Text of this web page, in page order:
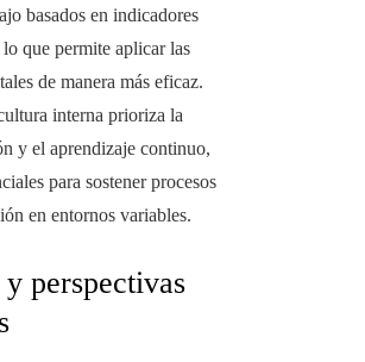
basados en indicadores
que permite aplicar las
de manera más eficaz.
interna prioriza la
y el aprendizaje continuo,
para sostener procesos
en entornos variables.
perspectivas